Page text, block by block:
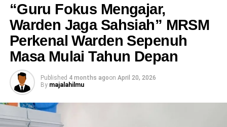
“Guru Fokus Mengajar,
Warden Jaga Sahsiah” MRSM
Perkenal Warden Sepenuh
Masa Mulai Tahun Depan
Published 4 months agoon April 20, 2026
By majalahilmu